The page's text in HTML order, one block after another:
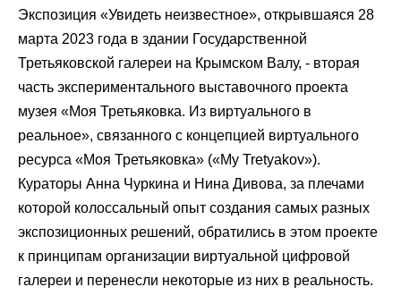
Экспозиция «Увидеть неизвестное», открывшаяся 28
марта 2023 года в здании Государственной
Третьяковской галереи на Крымском Валу, - вторая
часть экспериментального выставочного проекта
музея «Моя Третьяковка. Из виртуального в
реальное», связанного с концепцией виртуального
ресурса «Моя Третьяковка» («My Tretyakov»).
Кураторы Анна Чуркина и Нина Дивова, за плечами
которой колоссальный опыт создания самых разных
экспозиционных решений, обратились в этом проекте
к принципам организации виртуальной цифровой
галереи и перенесли некоторые из них в реальность.